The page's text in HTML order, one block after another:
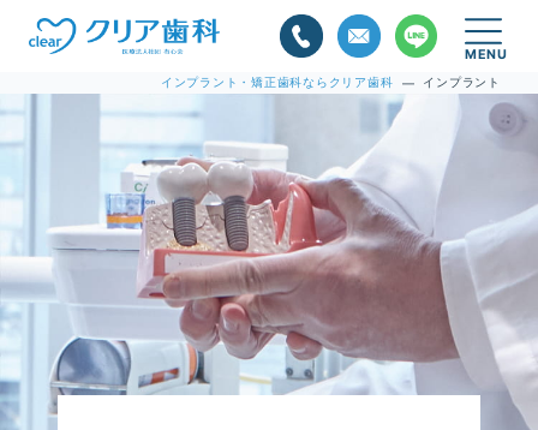
インプラント・矯正歯科ならクリア歯科 — インプラント